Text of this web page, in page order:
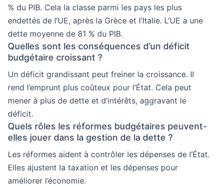
% du PIB. Cela la classe parmi les pays les plus
endettés de l’UE, après la Grèce et l’Italie. L’UE a une
dette moyenne de 81 % du PIB.
Quelles sont les conséquences d’un déficit
budgétaire croissant ?
Un déficit grandissant peut freiner la croissance. Il
rend l’emprunt plus coûteux pour l’État. Cela peut
mener à plus de dette et d’intérêts, aggravant le
déficit.
Quels rôles les réformes budgétaires peuvent-
elles jouer dans la gestion de la dette ?
Les réformes aident à contrôler les dépenses de l’État.
Elles ajustent la taxation et les dépenses pour
améliorer l’économie.